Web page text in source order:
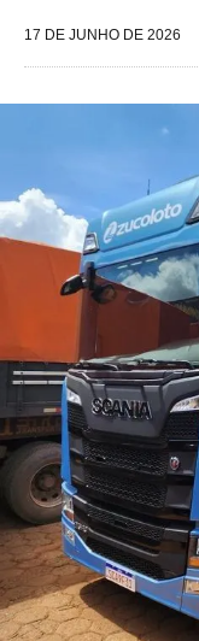
17 DE JUNHO DE 2026